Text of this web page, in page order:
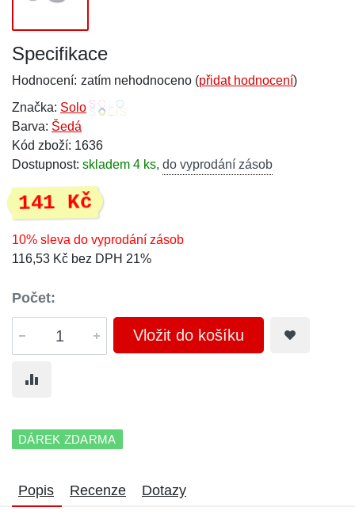
Specifikace
Hodnocení: zatím nehodnoceno (přidat hodnocení)
Značka: Solo
Barva: Šedá
Kód zboží: 1636
Dostupnost: skladem 4 ks, do vyprodání zásob
141 Kč
10% sleva do vyprodání zásob
116,53 Kč bez DPH 21%
Počet:
Vložit do košíku
DÁREK ZDARMA
Popis Recenze Dotazy